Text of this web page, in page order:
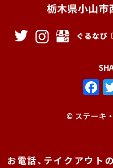
栃木県小山
ぐるなび
F
a
c
© ステーキ
お電話､テイクアウトの